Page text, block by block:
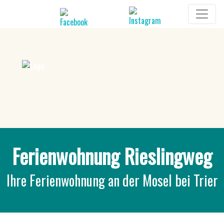
Ferienwohnung Rieslingweg
Ihre Ferienwohnung an der Mosel bei Trier